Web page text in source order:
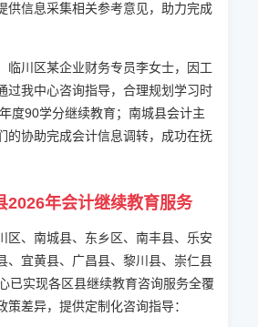
供信息采集相关参考意见，助力完成
临川区某企业财务专员李女士，因工
过我中心咨询指导，合理规划学习时
度90学分继续教育；南城县会计主
的协助完成会计信息调转，成功在抚
2026年会计继续教育服务
区、南城县、东乡区、南丰县、乐安
、宜黄县、广昌县、黎川县、崇仁县
已实现各区县继续教育咨询服务全覆
策差异，提供定制化咨询指导：